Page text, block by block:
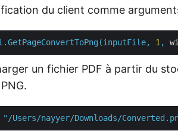
du client comme
1 ,
un fichier PDF à partir du
"/Users/nayyer/Downloads/